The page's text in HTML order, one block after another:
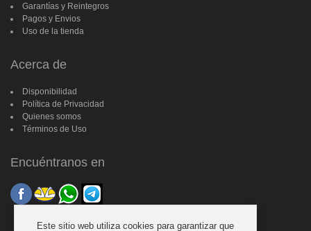
Garantías y Reintegros
Pagos y Envios
Uso de la tienda
Acerca de
Disponibilidad
Política de Privacidad
Quienes somos
Términos de Uso
Encuéntranos en
Este sitio web utiliza cookies para garantizar que